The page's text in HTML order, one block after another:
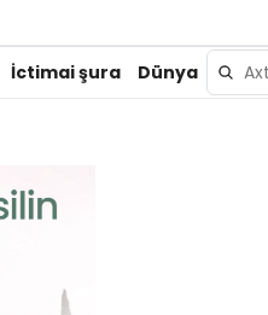
İctimai şura Dünya